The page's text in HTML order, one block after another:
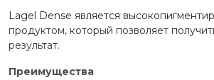
Lagel Dense является
продуктом, который позволяет
результат.
Преимущества